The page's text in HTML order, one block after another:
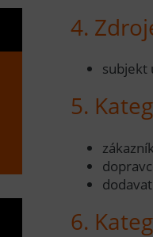
4.
subjekt
5.
6.